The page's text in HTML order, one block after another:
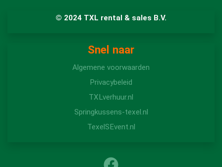
© 2024 TXL rental & sales B.V.
Snel naar
Algemene voorwaarden
Privacybeleid
TXLverhuur.nl
Springkussens-texel.nl
TexelSEvent.nl